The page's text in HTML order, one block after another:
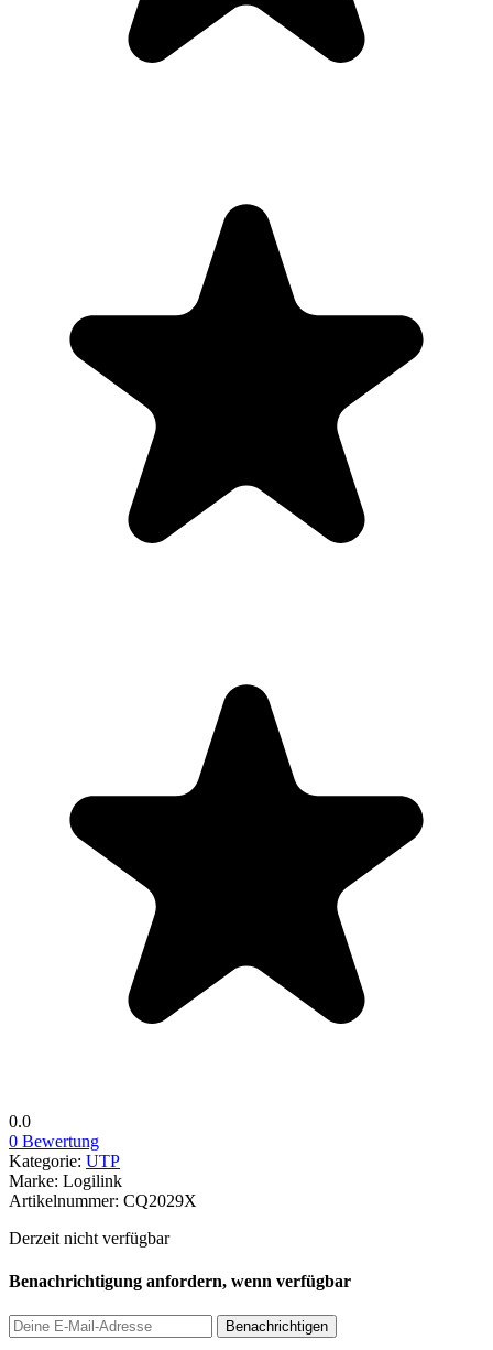
0.0
0 Bewertung
Kategorie: UTP
Marke: Logilink
Artikelnummer: CQ2029X
Derzeit nicht verfügbar
Benachrichtigung anfordern, wenn verfügbar
Benachrichtigen